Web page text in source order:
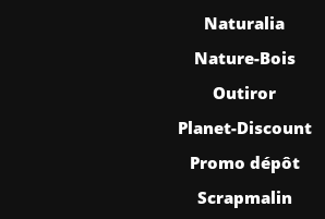
Naturalia
Nature-Bois
Outiror
Planet-Discount
Promo dépôt
Scrapmalin